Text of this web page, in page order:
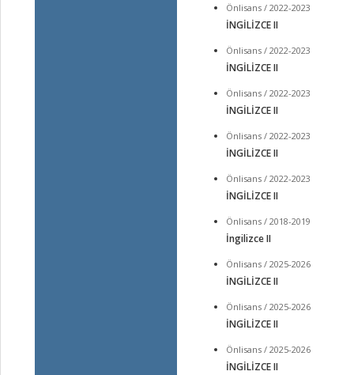
Önlisans / 2022-2023
İNGİLİZCE II
Önlisans / 2022-2023
İNGİLİZCE II
Önlisans / 2022-2023
İNGİLİZCE II
Önlisans / 2022-2023
İNGİLİZCE II
Önlisans / 2022-2023
İNGİLİZCE II
Önlisans / 2018-2019
İngilizce II
Önlisans / 2025-2026
İNGİLİZCE II
Önlisans / 2025-2026
İNGİLİZCE II
Önlisans / 2025-2026
İNGİLİZCE II